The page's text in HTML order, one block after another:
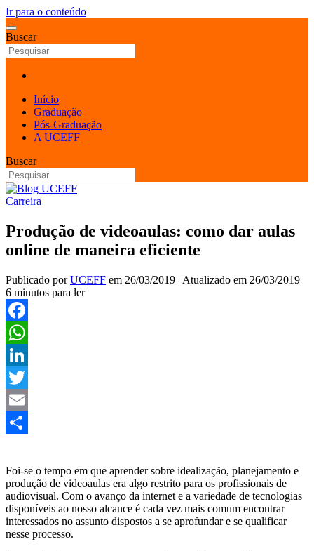
Ir para o conteúdo
Buscar
Início
Graduação
Pós-Graduação
A UCEFF
Buscar
Carreira
Produção de videoaulas: como dar aulas
online de maneira eficiente
Publicado porUCEFF em 26/03/2019 | Atualizado em 26/03/2019
6 minutos para ler
Facebook
WhatsApp
LinkedIn
Twitter
Email
Foi-se o tempo em que aprender sobre idealização, planejamento e
produção de videoaulas era algo restrito para os profissionais de
audiovisual. Com o avanço da internet e a variedade de tecnologias
disponíveis ao nosso alcance é cada vez mais comum encontrar
interessados no assunto dispostos a se aprofundar e se qualificar
nesse processo.